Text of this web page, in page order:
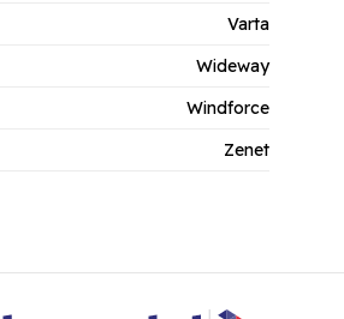
Varta
Wideway
Windforce
Zenet